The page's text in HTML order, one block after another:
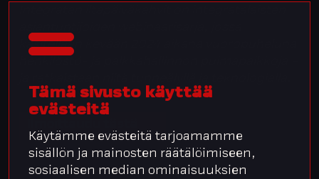
Tämä sivusto käyttää
evästeitä
Käytämme evästeitä tarjoamamme
sisällön ja mainosten räätälöimiseen,
sosiaalisen median ominaisuuksien
käsitellään kevään 2024 aikana vuoropuheluna